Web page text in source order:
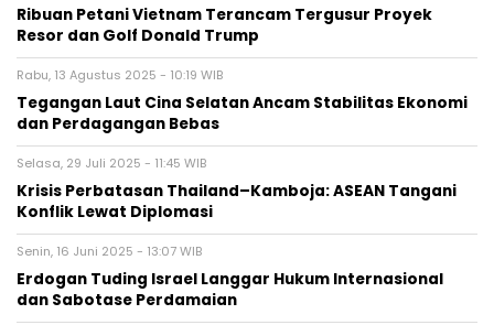
Ribuan Petani Vietnam Terancam Tergusur Proyek
Resor dan Golf Donald Trump
Rabu, 13 Agustus 2025 - 10:19 WIB
Tegangan Laut Cina Selatan Ancam Stabilitas Ekonomi
dan Perdagangan Bebas
Selasa, 29 Juli 2025 - 11:45 WIB
Krisis Perbatasan Thailand–Kamboja: ASEAN Tangani
Konflik Lewat Diplomasi
Senin, 16 Juni 2025 - 13:07 WIB
Erdogan Tuding Israel Langgar Hukum Internasional
dan Sabotase Perdamaian